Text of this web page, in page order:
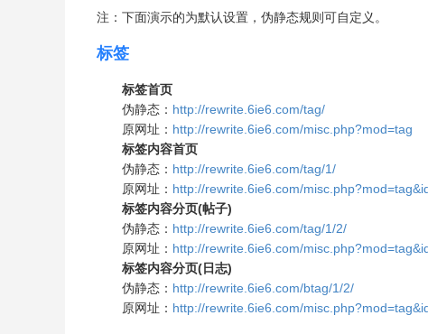
注：下面演示的为默认设置，伪静态规则可自定义。
标签
标签首页
伪静态： http://rewrite.6ie6.com/tag/
原网址： http://rewrite.6ie6.com/misc.php?mod=tag
标签内容首页
伪静态： http://rewrite.6ie6.com/tag/1/
原网址： http://rewrite.6ie6.com/
标签内容分页(帖子)
伪静态： http://rewrite.6ie6.com/tag/1/2/
原网址： http://rewrite.6ie6.com/
标签内容分页(日志)
伪静态： http://rewrite.6ie6.com/btag/1/2/
原网址： http://rewrite.6ie6.com/